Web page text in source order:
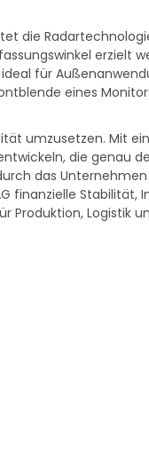
die
erzielt
für
eines
umzusetzen.
die genau
das
finanzielle
Logistik